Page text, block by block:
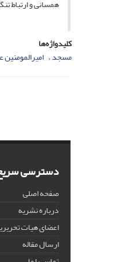
همسانی و ارتباط
کلیدواژه‌ها
مسجد امیرالمومنین
دسترسی
صفحه اصلی
درباره نشریه
اعضای هیات
ارسال مقاله